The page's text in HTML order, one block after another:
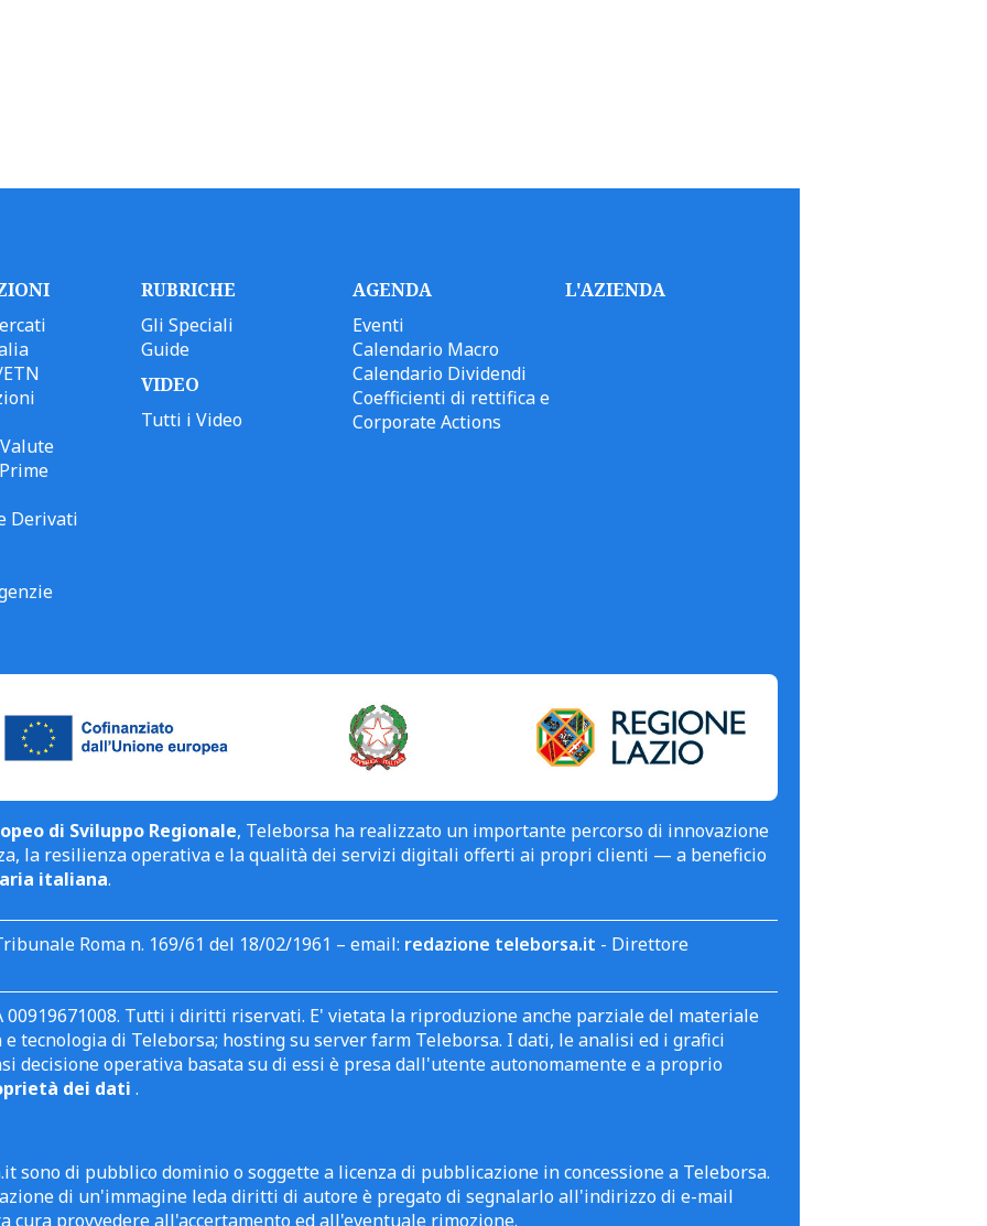
Derivati
RUBRICHE
Gli Speciali
Guide
VIDEO
Tutti i Video
AGENDA
Eventi
Calendario Macro
Calendario Dividendi
Coefficienti di rettifica e
Corporate Actions
L'AZIENDA
di Sviluppo Regionale, Teleborsa ha realizzato un importante percorso di innovazione
la resilienza operativa e la qualità dei servizi digitali offerti ai propri clienti — a beneficio
italiana.
Roma n. 169/61 del 18/02/1961 – email: redazione teleborsa.it - Direttore
00919671008. Tutti i diritti riservati. E' vietata la riproduzione anche parziale del materiale
tecnologia di Teleborsa; hosting su server farm Teleborsa. I dati, le analisi ed i grafici
decisione operativa basata su di essi è presa dall'utente autonomamente e a proprio
dei dati .
sono di pubblico dominio o soggette a licenza di pubblicazione in concessione a Teleborsa.
di un'immagine leda diritti di autore è pregato di segnalarlo all'indirizzo di e-mail
cura provvedere all'accertamento ed all'eventuale rimozione.